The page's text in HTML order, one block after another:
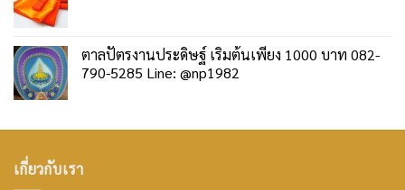
ตาลปัตรงานประดิษฐ์ เริ่มต้นเพียง 1000 บาท 082-
790-5285 Line: @np1982
เกี่ยวกับเรา